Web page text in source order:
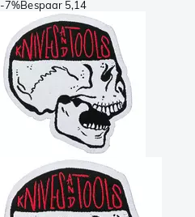
-7%Bespaar 5,14